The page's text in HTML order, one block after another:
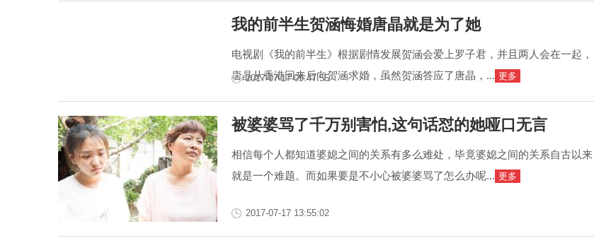
我的前半生贺涵悔婚唐晶就是为了她
电视剧《我的前半生》根据剧情发展贺涵会爱上罗子君，并且两人会在一起，
唐晶从香港回来后向贺涵求婚，虽然贺涵答应了唐晶，... 更多
2017-07-17 09:47:55
被婆婆骂了千万别害怕,这句话怼的她哑口无言
相信每个人都知道婆媳之间的关系有多么难处，毕竟婆媳之间的关系自古以来
就是一个难题。而如果要是不小心被婆婆骂了怎么办呢... 更多
2017-07-17 13:55:02